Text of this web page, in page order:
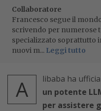
Collaboratore
Francesco segue il
scrivendo per numerose
specializzato soprattutto
nuovi m... Leggi tutto
A libaba ha
un potente
per assistere